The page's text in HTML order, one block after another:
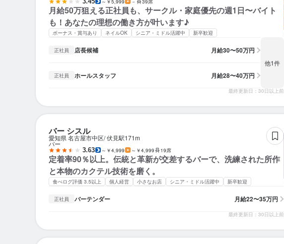
月給50万狙える正社員も、サークル・家庭優先の週1日〜バイト
も！あなたの理想の働き方が叶います♪
ボーナス・賞与あり ネイルOK シニア・ミドル活躍中 新卒歓迎
正社員 店長候補 月給30〜50万円
正社員 ホールスタッフ 月給28〜40万円
他1件
最終更新日：30日以上前
バー シスル
愛知県 名古屋市中区 伏見駅171m
バー
3.63 ～￥4,999 ～￥4,999 19席
定着率90％以上。伝統と革新が交差するバーで、洗練された所作
と本物のカクテル技術を磨く。
食べログ評価 3.5以上 個人経営 小さなお店 シニア・ミドル活躍中 新卒歓迎
正社員 バーテンダー 月給22〜35万円
最終更新日：30日以上前